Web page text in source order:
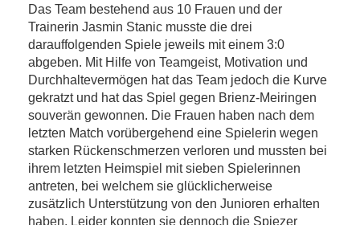
Das Team bestehend aus 10 Frauen und der
Trainerin Jasmin Stanic musste die drei
darauffolgenden Spiele jeweils mit einem 3:0
abgeben. Mit Hilfe von Teamgeist, Motivation und
Durchhaltevermögen hat das Team jedoch die Kurve
gekratzt und hat das Spiel gegen Brienz-Meiringen
souverän gewonnen. Die Frauen haben nach dem
letzten Match vorübergehend eine Spielerin wegen
starken Rückenschmerzen verloren und mussten bei
ihrem letzten Heimspiel mit sieben Spielerinnen
antreten, bei welchem sie glücklicherweise
zusätzlich Unterstützung von den Junioren erhalten
haben. Leider konnten sie dennoch die Spiezer